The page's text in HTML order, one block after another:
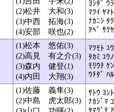
(2)松井 大和(3)
(3)中西 拓海(3)
(4)安部 咲也(2)
ﾖｼﾀﾞ ｳ
ﾏﾂｲ ﾔﾏﾄ
ﾅｶﾆｼ ﾀ
ｱﾍﾞ ｻｸﾔ
(1)松本 悠佑(3)
(2)高見 有之介(3)
(3)森内 健登(1)
(4)内田 大翔(3)
ﾏﾂﾓﾄ ﾕ
ﾀｶﾐ ﾕｳ
ﾓﾘｳﾁ ｹ
ｳﾁﾀﾞ ﾊ
(1)佐藤 義隼(3)
(2)中島 虎太郎(3)
ｻﾄｳ ﾖｼﾄ
ﾅｶｼﾞﾏ